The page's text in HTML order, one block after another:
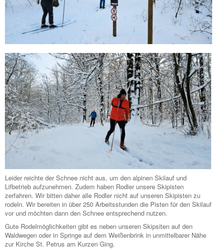
Leider reichte der Schnee nicht aus, um den alpinen Skilauf und
Lifbetrieb aufzunehmen. Zudem haben Rodler unsere Skipisten
zerfahren. Wir bitten daher alle Rodler nicht auf unseren Skipisten zu
rodeln. Wir bereiten in über 250 Arbeitsstunden die Pisten für den Skilauf
vor und möchten dann den Schnee entsprechend nutzen.
Gute Rodelmöglichkeiten gibt es neben unseren Skipsiten auf den
Waldwegen oder in Springe auf dem Weißenbrink in unmittelbarer Nähe
zur Kirche St. Petrus am Kurzen Ging.